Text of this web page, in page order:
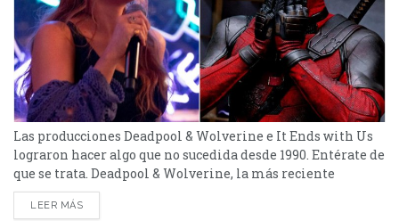
Las producciones Deadpool & Wolverine e It Ends with Us
lograron hacer algo que no sucedida desde 1990. Entérate de
que se trata. Deadpool & Wolverine, la más reciente
entrega de Disney y Marvel, ha superado la cifra de 1.000
millones de dólares en la taquilla mundial durante este
LEER MÁS